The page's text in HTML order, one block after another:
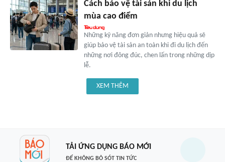
Cách bảo vệ tài sản khi du lịch
mùa cao điểm
Những kỹ năng đơn giản nhưng hiệu quả sẽ
giúp bảo vệ tài sản an toàn khi đi du lịch đến
những nơi đông đúc, chen lấn trong những dịp
lễ.
XEM THÊM
TẢI ỨNG DỤNG BÁO MỚI
ĐỂ KHÔNG BỎ SÓT TIN TỨC